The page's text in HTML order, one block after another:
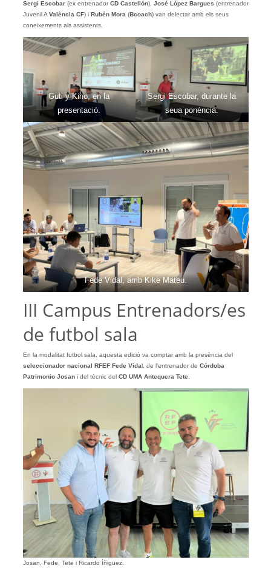
Sergi Escobar (ex entrenadorCD Castellón), José López Bargues (entrenador
Juvenil A València CF) iRubén Mora (Bcoach) van delectar amb els seus
coneixements als assistents.
Guti y Kino, en la
presentació.
Sergi Escobar, durante la
seua ponència.
Fede Vidal, amb Kike Mateu.
III Campus Entrenadors/es
de futbol sala
En la modalitat futbol sala, aquesta edició va comptar amb la presència del
seleccionador nacional RFEF Fede Vidal, de l’entrenador de Córdoba
Patrimonio Josani del tècnic delCD UMA Antequera Tete.
Josan, Fede, Tete i Ricardo Íñiguez.